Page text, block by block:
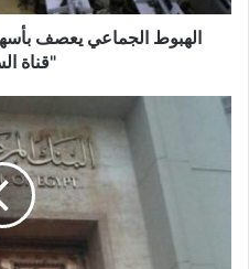
"قناة
السويس"
الهبوط الجماعي يعصف
"قناة
المركزي
ارتفاع